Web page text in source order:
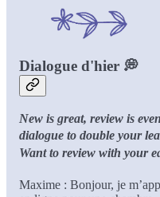
Dialogue d'hier 💭
New is great, review is
dialogue to double your
Want to review with your
Maxime : Bonjour, je